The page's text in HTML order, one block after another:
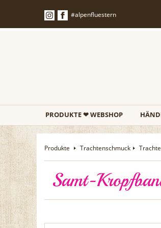
#alpenfluestern
PRODUKTE ❤ WEBSHOP
Produkte Trachtenschmuck
Samt-